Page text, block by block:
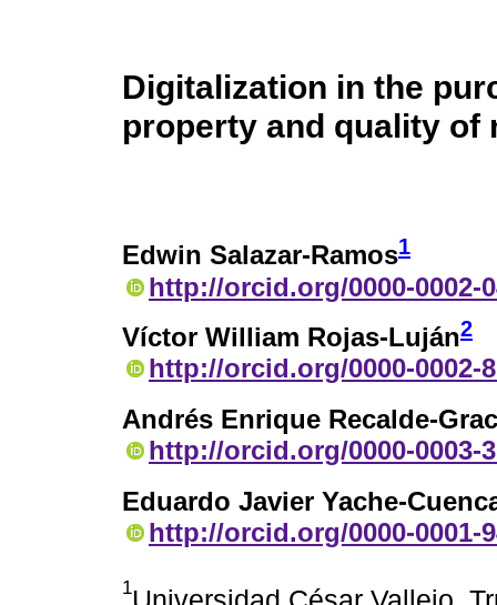
Digitalization in the
property and quality of
Edwin Salazar-Ramos1
http://orcid.org/0000-0002-
Víctor William Rojas-Luján2
http://orcid.org/0000-0002-
Andrés Enrique Recalde-
http://orcid.org/0000-0003-
Eduardo Javier Yache-
http://orcid.org/0000-0001-
1